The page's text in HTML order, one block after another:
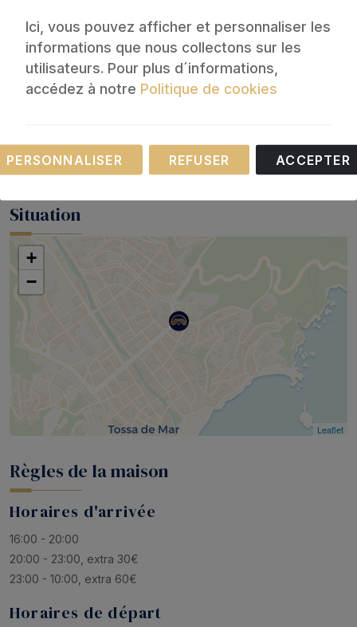
Services
Reception
Réservations à long terme
Fleuriste
Salle de danse
Discothèque
Nettoyage et désinfection
Normes de nettoyage en
Espagne
Situation
+
−
Leaflet
Règles de la maison
Horaires d'arrivée
16:00 - 20:00
20:00 - 23:00, extra 30€
23:00 - 10:00, extra 60€
Horaires de départ
Ici, vous pouvez afficher et personnaliser les
informations que nous collectons sur les
utilisateurs. Pour plus d´informations,
accédez à notre Politique de cookies
Nécessaire
Ces cookies sont nécessaires au fonctionnement
PERSONNALISER REFUSER ACCEPTER